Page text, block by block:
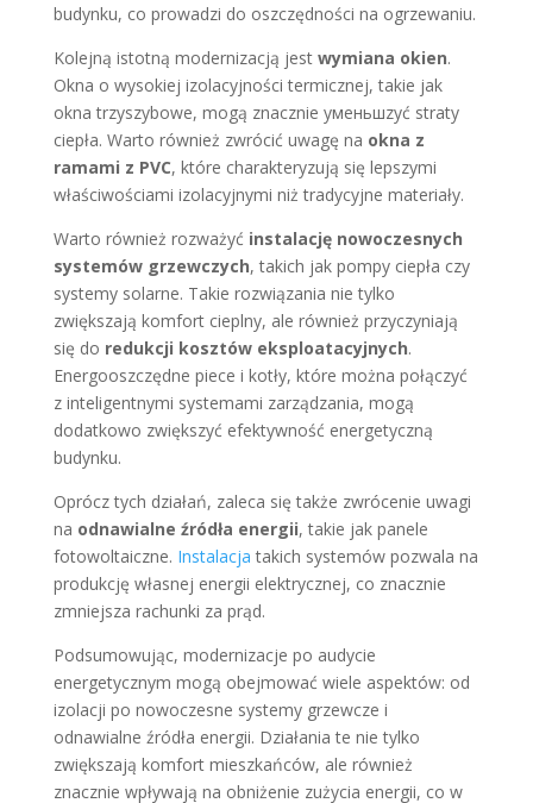
budynku, co prowadzi do oszczędności na ogrzewaniu.
Kolejną istotną modernizacją jest wymiana okien.
Okna o wysokiej izolacyjności termicznej, takie jak
okna trzyszybowe, mogą znacznie уменьшzyć straty
ciepła. Warto również zwrócić uwagę na okna z
ramami z PVC, które charakteryzują się lepszymi
właściwościami izolacyjnymi niż tradycyjne materiały.
Warto również rozważyć instalację nowoczesnych
systemów grzewczych, takich jak pompy ciepła czy
systemy solarne. Takie rozwiązania nie tylko
zwiększają komfort cieplny, ale również przyczyniają
się do redukcji kosztów eksploatacyjnych.
Energooszczędne piece i kotły, które można połączyć
z inteligentnymi systemami zarządzania, mogą
dodatkowo zwiększyć efektywność energetyczną
budynku.
Oprócz tych działań, zaleca się także zwrócenie uwagi
na odnawialne źródła energii, takie jak panele
fotowoltaiczne. Instalacja takich systemów pozwala na
produkcję własnej energii elektrycznej, co znacznie
zmniejsza rachunki za prąd.
Podsumowując, modernizacje po audycie
energetycznym mogą obejmować wiele aspektów: od
izolacji po nowoczesne systemy grzewcze i
odnawialne źródła energii. Działania te nie tylko
zwiększają komfort mieszkańców, ale również
znacznie wpływają na obniżenie zużycia energii, co w